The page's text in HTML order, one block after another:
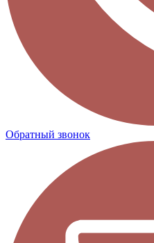
Обратный звонок